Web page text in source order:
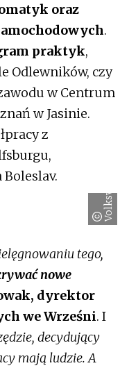
oraz
.
praktyk,
Odlewników, czy
w Centrum
w Jasinie.
z
Volkswagen
tego,
nowe
dyrektor
we Wrześni. I
decydujący
mają ludzie. A